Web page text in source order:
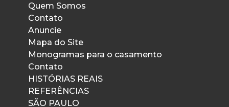
Quem Somos
Contato
Anuncie
Mapa do Site
Monogramas para o casamento
Contato
HISTÓRIAS REAIS
REFERÊNCIAS
SÃO PAULO